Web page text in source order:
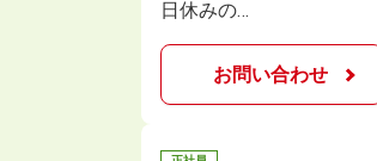
日休みの…
お問い合わせ